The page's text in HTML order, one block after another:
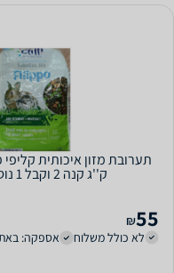
ק''ג קנה 2 וקבל 1 נוסף Cliffi
55
₪
לא כולל משלוח
אספקה: